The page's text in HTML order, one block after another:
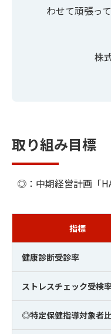
わせて頑張っ
株
取り組み目標
◎：中期経営計画「
指標
健康診断受診率
ストレスチェック受検
◎特定保健指導対象者